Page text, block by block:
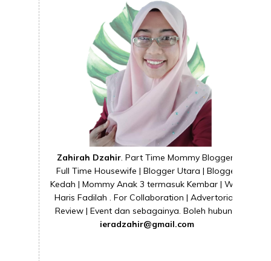
Zahirah Dzahir. Part Time Mommy Blogger |
Full Time Housewife | Blogger Utara | Blogger
Kedah | Mommy Anak 3 termasuk Kembar | Wife
Haris Fadilah . For Collaboration | Advertorial |
Review | Event dan sebagainya. Boleh hubungi
ieradzahir@gmail.com